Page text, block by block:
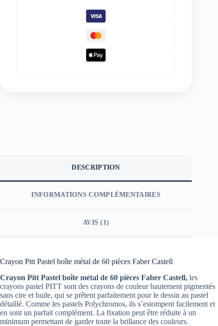
DESCRIPTION
INFORMATIONS COMPLÉMENTAIRES
AVIS (1)
Crayon Pitt Pastel boîte métal de 60 pièces Faber Castell
Crayon Pitt Pastel boîte métal de 60 pièces Faber Castell, les
crayons pastel PITT sont des crayons de couleur hautement pigmentés
sans cire et huile, qui se prêtent parfaitement pour le dessin au pastel
détaillé. Comme les pastels Polychromos, ils s’estompent facilement et
en sont un parfait complément. La fixation peut être réduite à un
minimum permettant de garder toute la brillance des couleurs.